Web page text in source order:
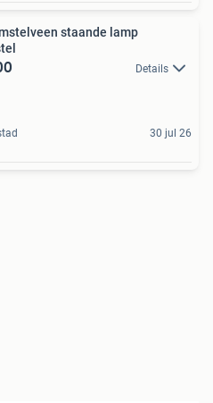
staande lamp
Details
30 jul 26